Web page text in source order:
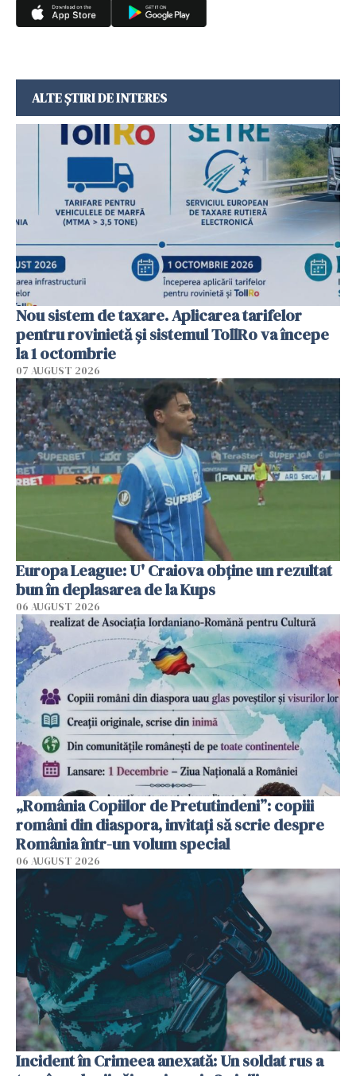
ALTE ȘTIRI DE INTERES
Nou sistem de taxare. Aplicarea tarifelor
pentru rovinietă şi sistemul TollRo va începe
la 1 octombrie
07 AUGUST 2026
Europa League: U' Craiova obține un rezultat
bun în deplasarea de la Kups
06 AUGUST 2026
„România Copiilor de Pretutindeni”: copiii
români din diaspora, invitați să scrie despre
România într-un volum special
06 AUGUST 2026
Incident în Crimeea anexată: Un soldat rus a